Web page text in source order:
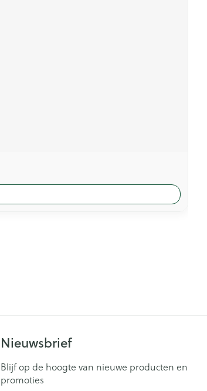
Nieuwsbrief
Blijf op de hoogte van nieuwe producten en
promoties